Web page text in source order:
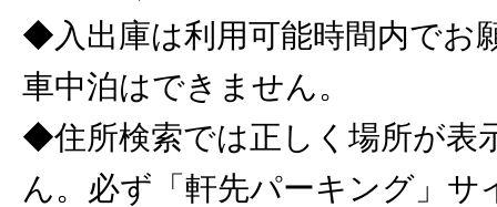
◆入出庫は利用可能時間内でお
車中泊はできません。
◆住所検索では正しく場所が表
ん。必ず「軒先パーキング」サ